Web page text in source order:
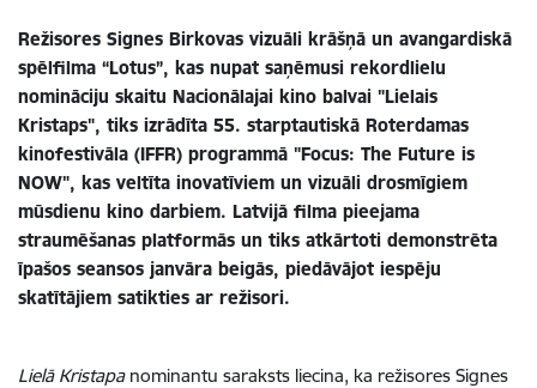
Režisores Signes Birkovas vizuāli krāšņā un avangardiskā
spēlfilma “Lotus”, kas nupat saņēmusi rekordlielu
nomināciju skaitu Nacionālajai kino balvai "Lielais
Kristaps", tiks izrādīta 55. starptautiskā Roterdamas
kinofestivāla (IFFR) programmā "Focus: The Future is
NOW", kas veltīta inovatīviem un vizuāli drosmīgiem
mūsdienu kino darbiem. Latvijā filma pieejama
straumēšanas platformās un tiks atkārtoti demonstrēta
īpašos seansos janvāra beigās, piedāvājot iespēju
skatītājiem satikties ar režisori.
Lielā Kristapanominantu saraksts liecina, ka režisores Signes